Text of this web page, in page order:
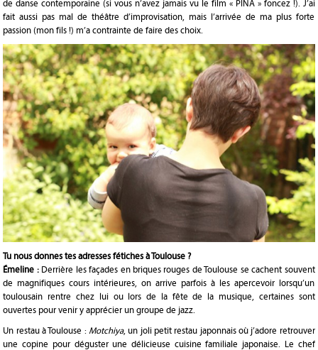
de danse contemporaine (si vous n’avez jamais vu le film « PINA » foncez !). J’ai
fait aussi pas mal de théâtre d’improvisation, mais l’arrivée de ma plus forte
passion (mon fils !) m’a contrainte de faire des choix.
Tu nous donnes tes adresses fétiches à Toulouse ?
Émeline :Derrière les façades en briques rouges de Toulouse se cachent souvent
de magnifiques cours intérieures, on arrive parfois à les apercevoir lorsqu’un
toulousain rentre chez lui ou lors de la fête de la musique, certaines sont
ouvertes pour venir y apprécier un groupe de jazz.
Un restau à Toulouse : Motchiya, un joli petit restau japonnais où j’adore retrouver
une copine pour déguster une délicieuse cuisine familiale japonaise. Le chef